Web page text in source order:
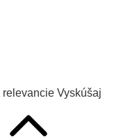
relevancie Vyskúšaj